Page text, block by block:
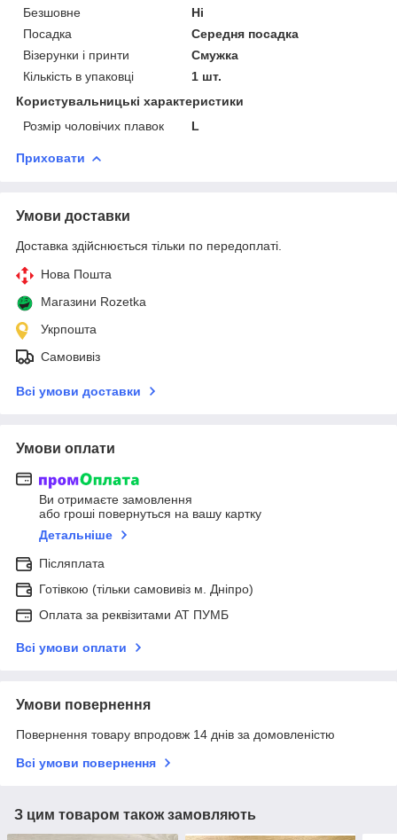
Безшовне
Ні
Посадка
Середня посадка
Візерунки і принти
Смужка
Кількість в упаковці
1 шт.
Користувальницькі характеристики
Розмір чоловічих плавок
L
Приховати
Умови доставки
Доставка здійснюється тільки по передоплаті.
Нова Пошта
Магазини Rozetka
Укрпошта
Самовивіз
Всі умови доставки
Умови оплати
Ви отримаєте замовлення
або гроші повернуться на вашу картку
Детальніше
Післяплата
Готівкою (тільки самовивіз м. Дніпро)
Оплата за реквізитами АТ ПУМБ
Всі умови оплати
Умови повернення
Повернення товару впродовж 14 днів за домовленістю
Всі умови повернення
З цим товаром також замовляють